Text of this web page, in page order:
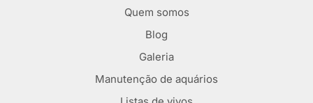
Quem somos
Blog
Galeria
Manutenção de aquários